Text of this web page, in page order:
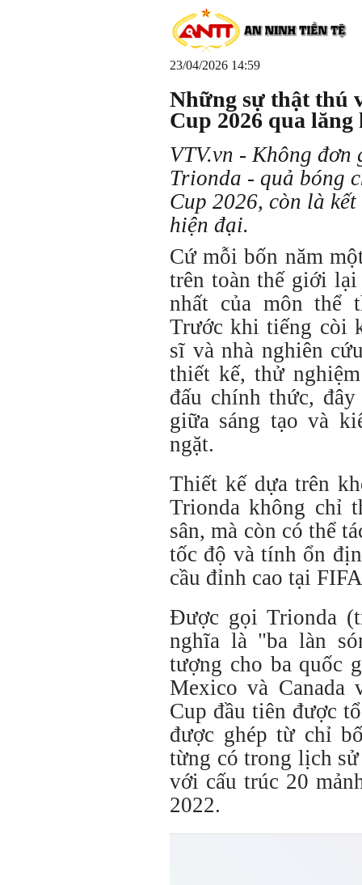
23/04/2026 14:59
Những sự thật thú
Cup 2026 qua
VTV.vn - Không
Trionda - quả bóng
Cup 2026, còn là
hiện đại.
Cứ mỗi bốn năm
trên toàn thế giới
nhất của môn thể
Trước khi tiếng còi
sĩ và nhà nghiên
thiết kế, thử
đấu chính thức,
giữa sáng tạo và
ngặt.
Thiết kế dựa trên
Trionda không chỉ
sân, mà còn có thể
tốc độ và tính ổn
cầu đỉnh cao tại
Được gọi Trionda
nghĩa là "ba làn
tượng cho ba quốc
Mexico và Canada
Cup đầu tiên được
được ghép từ chỉ
từng có trong lịch
với cấu trúc 20
2022.